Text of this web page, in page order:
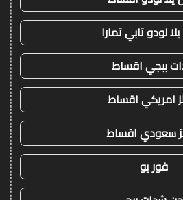
لودو تابي تمارا
ببجي اقساط
امريكي اقساط
سعودي اقساط
فور يو